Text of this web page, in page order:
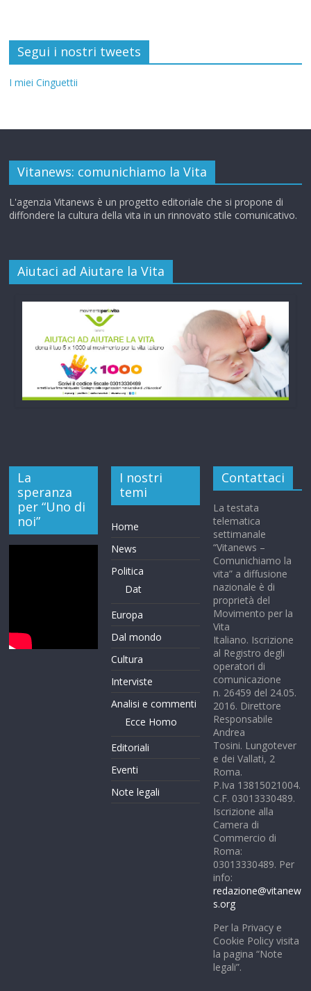
Segui i nostri tweets
I miei Cinguettii
Vitanews: comunichiamo la Vita
L'agenzia Vitanews è un progetto editoriale che si propone di
diffondere la cultura della vita in un rinnovato stile comunicativo.
Aiutaci ad Aiutare la Vita
La
speranza
per “Uno di
noi”
I nostri
temi
Home
News
Politica
Dat
Europa
Dal mondo
Cultura
Interviste
Analisi e commenti
Ecce Homo
Editoriali
Eventi
Note legali
Contattaci
La testata
telematica
settimanale
“Vitanews –
Comunichiamo la
vita” a diffusione
nazionale è di
proprietà del
Movimento per la
Vita
Italiano. Iscrizione
al Registro degli
operatori di
comunicazione
n. 26459 del 24.05.
2016. Direttore
Responsabile
Andrea
Tosini. Lungotever
e dei Vallati, 2
Roma.
P.Iva 13815021004.
C.F. 03013330489.
Iscrizione alla
Camera di
Commercio di
Roma:
03013330489. Per
info:
redazione@vitanew
s.org
Per la Privacy e
Cookie Policy visita
la pagina “Note
legali”.